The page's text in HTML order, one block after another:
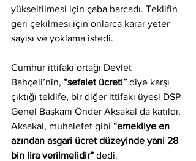
yükseltilmesi için çaba harcadı. Teklifin
geri çekilmesi için onlarca karar yeter
sayısı ve yoklama istedi.
Cumhur ittifakı ortağı Devlet
Bahçeli’nin, “sefalet ücreti” diye karşı
çıktığı teklife, bir diğer ittifakı üyesi DSP
Genel Başkanı Önder Aksakal da katıldı.
Aksakal, muhalefet gibi “emekliye en
azından asgari ücret düzeyinde yani 28
bin lira verilmelidir” dedi.